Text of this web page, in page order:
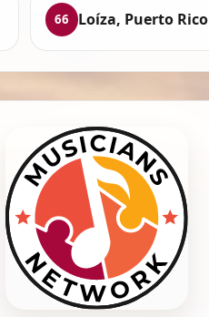
66 Loíza, Puerto Rico